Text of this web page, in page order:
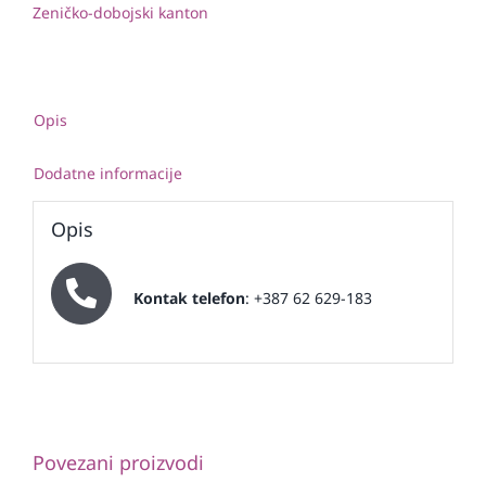
Zeničko-dobojski kanton
Opis
Dodatne informacije
Opis
Kontak telefon: +387 62 629-183
Povezani proizvodi